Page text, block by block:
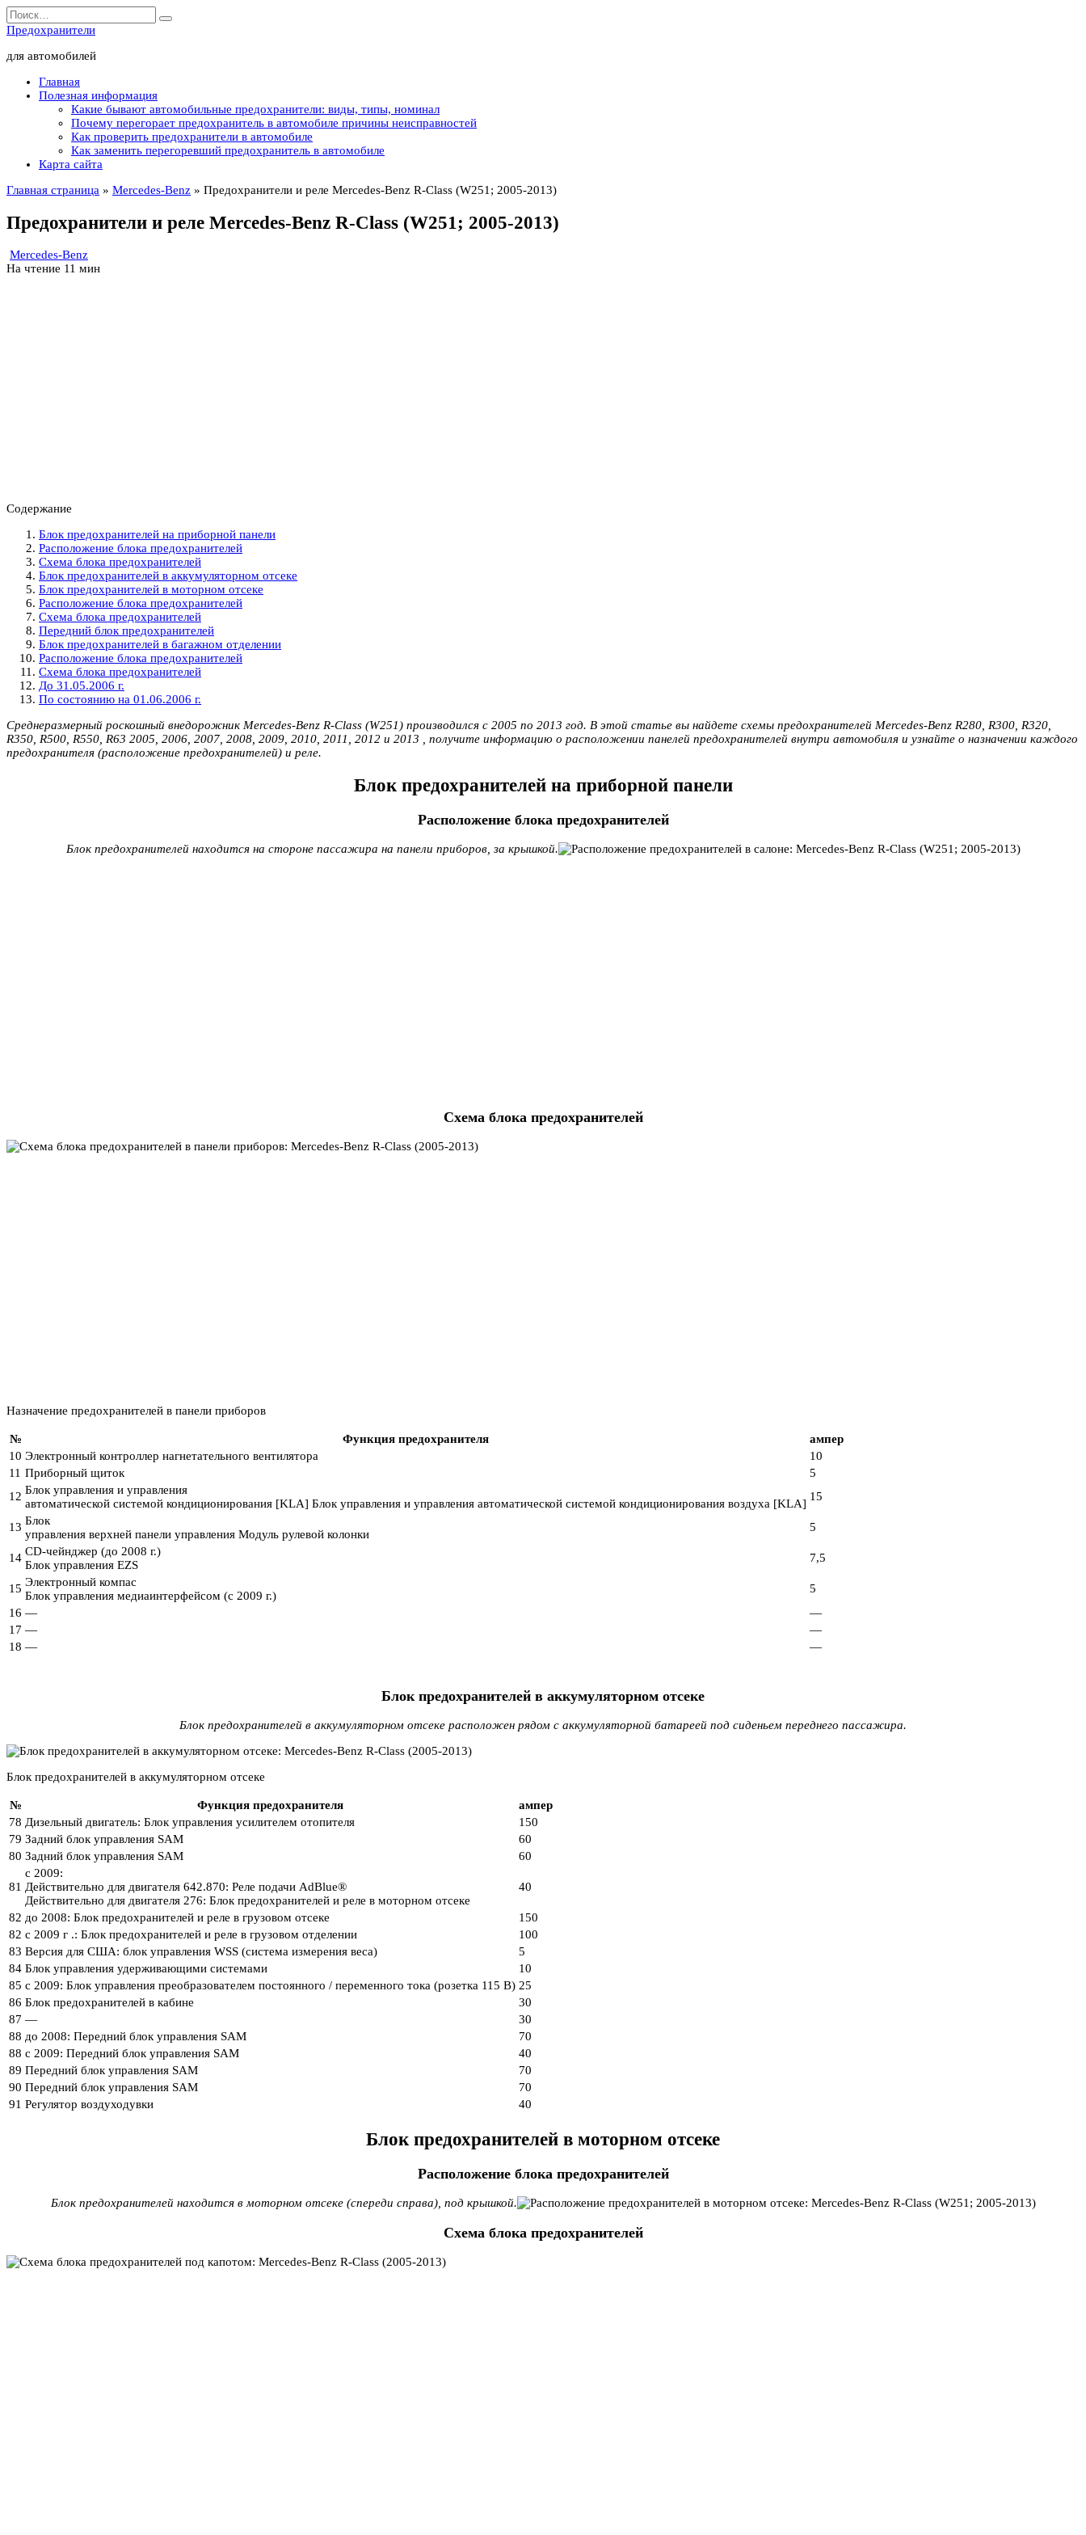
Перейти
к
содержанию
Search
for:
Предохранители
для автомобилей
Главная
Полезная информация
Какие бывают автомобильные предохранители: виды, типы, номинал
Почему перегорает предохранитель в автомобиле причины неисправностей
Как проверить предохранители в автомобиле
Как заменить перегоревший предохранитель в автомобиле
Карта сайта
Главная страница » Mercedes-Benz » Предохранители и реле Mercedes-Benz R-Class (W251; 2005-2013)
Предохранители и реле Mercedes-Benz R-Class (W251; 2005-2013)
Mercedes-Benz
На чтение 11 мин
Содержание
Блок предохранителей на приборной панели
Расположение блока предохранителей
Схема блока предохранителей
Блок предохранителей в аккумуляторном отсеке
Блок предохранителей в моторном отсеке
Расположение блока предохранителей
Схема блока предохранителей
Передний блок предохранителей
Блок предохранителей в багажном отделении
Расположение блока предохранителей
Схема блока предохранителей
До 31.05.2006 г.
По состоянию на 01.06.2006 г.
Среднеразмерный роскошный внедорожник Mercedes-Benz R-Class (W251) производился с 2005 по 2013 год. В этой статье вы найдете схемы предохранителей Mercedes-Benz R280, R300, R320,
R350, R500, R550, R63 2005, 2006, 2007, 2008, 2009, 2010, 2011, 2012 и 2013 , получите информацию о расположении панелей предохранителей внутри автомобиля и узнайте о назначении каждого
предохранителя (расположение предохранителей) и реле.
Блок предохранителей на приборной панели
Расположение блока предохранителей
Блок предохранителей находится на стороне пассажира на панели приборов, за крышкой.
Схема блока предохранителей
Назначение предохранителей в панели приборов
№ Функция предохранителя
ампер
10 Электронный контроллер нагнетательного вентилятора
10
11 Приборный щиток
5
12 Блок управления и управления
автоматической системой кондиционирования [KLA] Блок управления и управления автоматической системой кондиционирования воздуха [KLA]
15
13 Блок
управления верхней панели управления Модуль рулевой колонки
5
14 CD-чейнджер (до 2008 г.)
Блок управления EZS
7,5
15 Электронный компас
Блок управления медиаинтерфейсом (с 2009 г.)
5
16 —
—
17 —
—
18 — —
Блок предохранителей в аккумуляторном отсеке
Блок предохранителей в аккумуляторном отсеке расположен рядом с аккумуляторной батареей под сиденьем переднего пассажира.
Блок предохранителей в аккумуляторном отсеке
№ Функция предохранителя
ампер
78 Дизельный двигатель: Блок управления усилителем отопителя
150
79 Задний блок управления SAM
60
80 Задний блок управления SAM 60
81
с 2009:
Действительно для двигателя 642.870: Реле подачи AdBlue®
Действительно для двигателя 276: Блок предохранителей и реле в моторном отсеке
40
82 до 2008: Блок предохранителей и реле в грузовом отсеке
150
82 с 2009 г .: Блок предохранителей и реле в грузовом отделении
100
83 Версия для США: блок управления WSS (система измерения веса)
5
84 Блок управления удерживающими системами
10
85 с 2009: Блок управления преобразователем постоянного / переменного тока (розетка 115 В) 25
86 Блок предохранителей в кабине
30
87 —
30
88 до 2008: Передний блок управления SAM
70
88 с 2009: Передний блок управления SAM
40
89 Передний блок управления SAM
70
90 Передний блок управления SAM
70
91 Регулятор воздуходувки 40
Блок предохранителей в моторном отсеке
Расположение блока предохранителей
Блок предохранителей находится в моторном отсеке (спереди справа), под крышкой.
Схема блока предохранителей